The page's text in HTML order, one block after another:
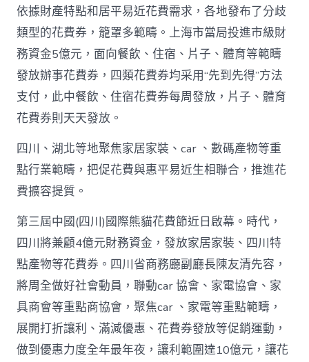
真
金
查
包
養
網
站
白
滅
花
費
_
中
國
網〉
中
依據財產特點和居平易近花費需求，各地發布了分歧
類型的花費券，籠罩多範疇。上海市當局投進市級財
務資金5億元，面向餐飲、住宿、片子、體育等範疇
發放辦事花費券，四類花費券均采用“先到先得”方法
支付，此中餐飲、住宿花費券每周發放，片子、體育
花費券則天天發放。
四川、湖北等地聚焦家居家裝、car 、數碼產物等重
點行業範疇，把促花費與惠平易近生相聯合，推進花
費擴容提質。
第三屆中國(四川)國際熊貓花費節近日啟幕。時代，
四川將兼顧4億元財務資金，發放家居家裝、四川特
點產物等花費券。四川省商務廳副廳長陳友清先容，
將周全做好社會動員，聯動car 協會、家電協會、家
具商會等重點商協會，聚焦car 、家電等重點範疇，
展開打折讓利、滿減優惠、花費券發放等促銷運動，
做到優惠力度全年最年夜，讓利範圍達10億元，讓花